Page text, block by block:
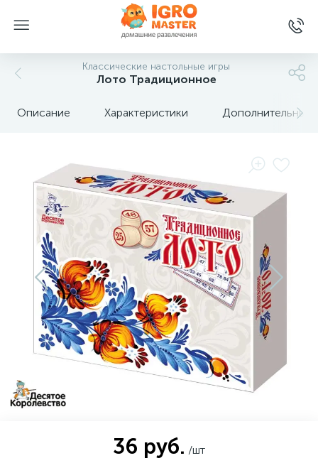
Классические настольные игры
Лото Традиционное
Описание Характеристики Дополнительные
36 руб. /шт